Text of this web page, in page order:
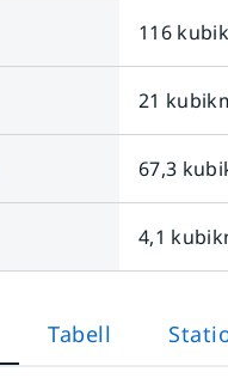
116
21
67,3
4,1
Tabell